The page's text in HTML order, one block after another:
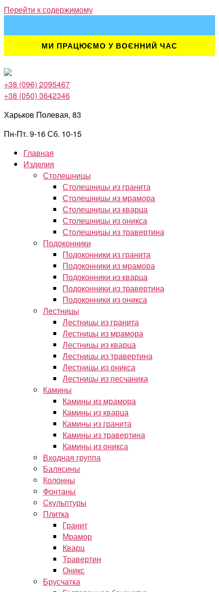
Перейти к содержимому
МИ ПРАЦЮЄМО У ВОЄННИЙ ЧАС
+38 (096) 2095467
+38 (050) 3642346
Харьков Полевая, 83
Пн-Пт. 9-16 Сб. 10-15
Главная
Изделия
Столешницы
Столешницы из гранита
Столешницы из мрамора
Столешницы из кварца
Столешницы из оникса
Столешницы из травертина
Подоконники
Подоконники из гранита
Подоконники из мрамора
Подоконники из кварца
Подоконники из травертина
Подоконники из оникса
Лестницы
Лестницы из гранита
Лестницы из мрамора
Лестницы из кварца
Лестницы из травертина
Лестницы из оникса
Лестницы из песчаника
Камины
Камины из мрамора
Камины из кварца
Камины из гранита
Камины из травертина
Камины из оникса
Входная группа
Балясины
Колонны
Фонтаны
Скульптуры
Плитка
Гранит
Мрамор
Кварц
Травертин
Оникс
Брусчатка